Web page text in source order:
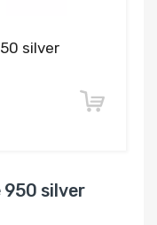
silver
950 silver